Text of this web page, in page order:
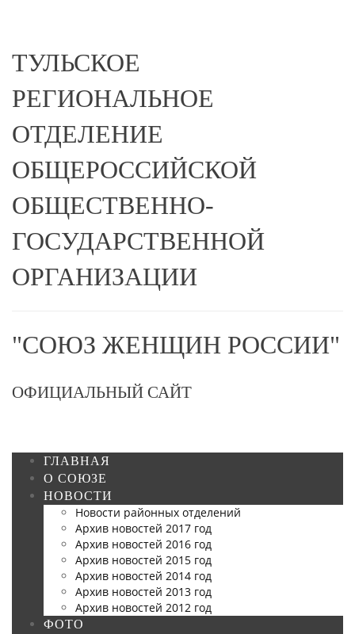
ТУЛЬСКОЕ
РЕГИОНАЛЬНОЕ
ОТДЕЛЕНИЕ
ОБЩЕРОССИЙСКОЙ
ОБЩЕСТВЕННО-
ГОСУДАРСТВЕННОЙ
ОРГАНИЗАЦИИ
"СОЮЗ ЖЕНЩИН РОССИИ"
ОФИЦИАЛЬНЫЙ САЙТ
ГЛАВНАЯ
О СОЮЗЕ
НОВОСТИ
Новости районных отделений
Архив новостей 2017 год
Архив новостей 2016 год
Архив новостей 2015 год
Архив новостей 2014 год
Архив новостей 2013 год
Архив новостей 2012 год
ФОТО